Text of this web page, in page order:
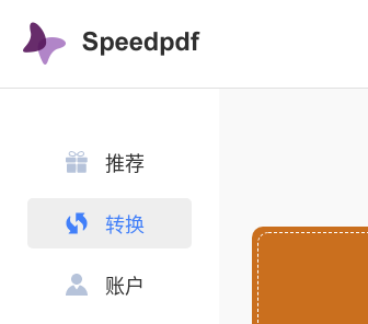
推荐
转换
账户